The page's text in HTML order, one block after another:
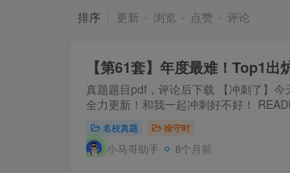
排序
更新 浏览 点赞 评论
【第61套】年度最难！Top1出
真题题目pdf，评论后下载 【冲刺了】
全力更新！和我一起冲刺好不好！
名校真题 徐守时
小马哥助手 8个月前